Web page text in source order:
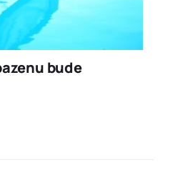
bude